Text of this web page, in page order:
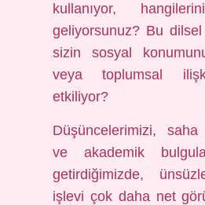
kullanıyor,
geliyorsunuz? Bu
sizin sosyal
veya toplumsal
etkiliyor?
Düşüncelerimizi, saha
ve akademik
getirdiğimizde,
işlevi çok daha net